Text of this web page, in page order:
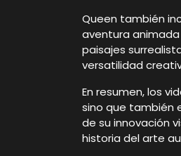
Queen también
aventura
paisajes
versatilidad
En resumen, los
sino que también
de su innovación
historia del arte